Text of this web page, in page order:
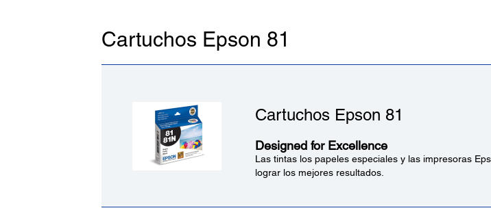
Cartuchos Epson 81
Cartuchos Epson 81
Designed for Excellence
Las tintas los papeles especiales y las impresoras
lograr los mejores resultados.